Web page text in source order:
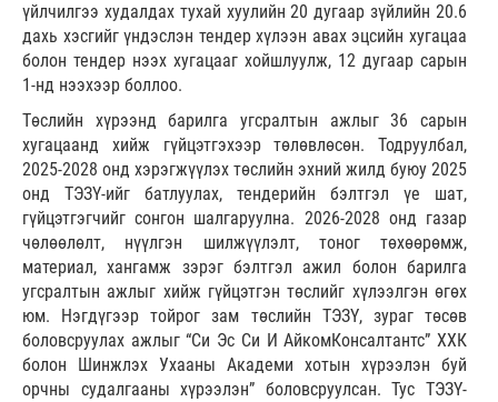
үйлчилгээ худалдах тухай хуулийн 20 дугаар зүйлийн 20.6
дахь хэсгийг үндэслэн тендер хүлээн авах эцсийн хугацаа
болон тендер нээх хугацааг хойшлуулж, 12 дугаар сарын
1-нд нээхээр боллоо.
Төслийн хүрээнд барилга угсралтын ажлыг 36 сарын
хугацаанд хийж гүйцэтгэхээр төлөвлөсөн. Тодруулбал,
2025-2028 онд хэрэгжүүлэх төслийн эхний жилд буюу 2025
онд ТЭЗҮ-ийг батлуулах, тендерийн бэлтгэл үе шат,
гүйцэтгэгчийг сонгон шалгаруулна. 2026-2028 онд газар
чөлөөлөлт, нүүлгэн шилжүүлэлт, тоног төхөөрөмж,
материал, хангамж зэрэг бэлтгэл ажил болон барилга
угсралтын ажлыг хийж гүйцэтгэн төслийг хүлээлгэн өгөх
юм. Нэгдүгээр тойрог зам төслийн ТЭЗҮ, зураг төсөв
боловсруулах ажлыг “Си Эс Си И АйкомКонсалтантс” ХХК
болон Шинжлэх Ухааны Академи хотын хүрээлэн буй
орчны судалгааны хүрээлэн” боловсруулсан. Тус ТЭЗҮ-